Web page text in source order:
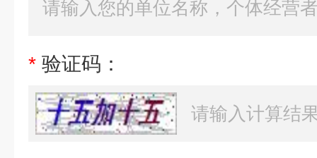
* 验证码：